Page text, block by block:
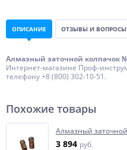
ОПИСАНИЕ ОТЗЫВЫ И ВОПРОСЫ
Алмазный заточной колпачок
Интернет-магазине Проф-
телефону +8 (800) 302-10-51.
Похожие товары
Алмазный
3 894 руб.